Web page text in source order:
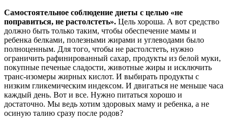
Самостоятельное соблюдение диеты с целью «не
поправиться, не растолстеть». Цель хороша. А вот средство
должно быть только таким, чтобы обеспечение мамы и
ребенка белками, полезными жирами и углеводами было
полноценным. Для того, чтобы не растолстеть, нужно
ограничить рафинированный сахар, продукты из белой муки,
покупные печеные сладости, животные жиры и исключить
транс-изомеры жирных кислот. И выбирать продукты с
низким гликемическим индексом. И двигаться не меньше часа
каждый день. Вот и все. Нужно питаться хорошо и
достаточно. Мы ведь хотим здоровых маму и ребенка, а не
осиную талию сразу после родов?